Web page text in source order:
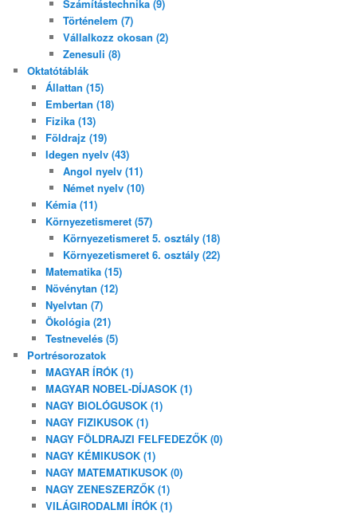
Számítástechnika (9)
Történelem (7)
Vállalkozz okosan (2)
Zenesuli (8)
Oktatótáblák
Állattan (15)
Embertan (18)
Fizika (13)
Földrajz (19)
Idegen nyelv (43)
Angol nyelv (11)
Német nyelv (10)
Kémia (11)
Környezetismeret (57)
Környezetismeret 5. osztály (18)
Környezetismeret 6. osztály (22)
Matematika (15)
Növénytan (12)
Nyelvtan (7)
Ökológia (21)
Testnevelés (5)
Portrésorozatok
MAGYAR ÍRÓK (1)
MAGYAR NOBEL-DÍJASOK (1)
NAGY BIOLÓGUSOK (1)
NAGY FIZIKUSOK (1)
NAGY FÖLDRAJZI FELFEDEZŐK (0)
NAGY KÉMIKUSOK (1)
NAGY MATEMATIKUSOK (0)
NAGY ZENESZERZŐK (1)
VILÁGIRODALMI ÍRÓK (1)